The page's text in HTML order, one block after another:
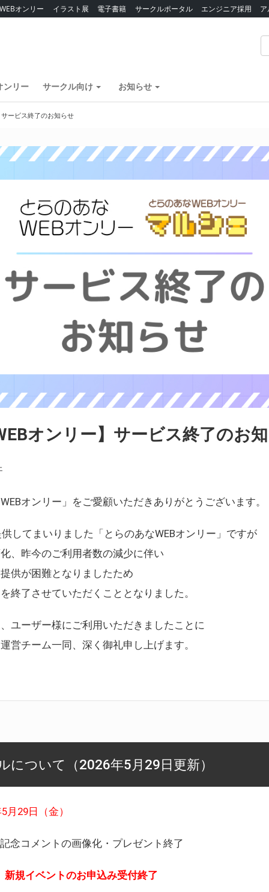
WEBオンリー イラスト展 電子書籍 サークルポータル エンジニア採用
ンリー サークル向け お知らせ
ービス終了のお知らせ
オンリー】サービス終了のお
オンリー」をご愛顧いただきありがとうございます。
してまいりました「とらのあなWEBオンリー」ですが
、昨今のご利用者数の減少に伴い
供が困難となりましたため
終了させていただくこととなりました。
ユーザー様にご利用いただきましたことに
営チーム一同、深く御礼申し上げます。
について（2026年5月29日更新）
月29日（金）
念コメントの画像化・プレゼント終了
規イベントのお申込み受付終了